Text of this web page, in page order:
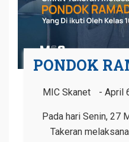
PONDOK
MIC Skanet April
Pada hari Senin, 27
Takeran